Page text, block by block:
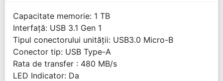
Capacitate memorie: 1 TB
Interfață: USB 3.1 Gen 1
Tipul conectorului unității: USB3.0 Micro-B
Conector tip: USB Type-A
Rata de transfer : 480 MB/s
LED Indicator: Da